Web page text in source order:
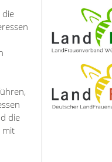
die
die
mit